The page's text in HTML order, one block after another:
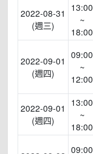
2022-08-31
(週三)
13:00
~
18:00
2022-09-01
(週四)
09:00
~
12:00
2022-09-01
(週四)
13:00
~
18:00
09:00